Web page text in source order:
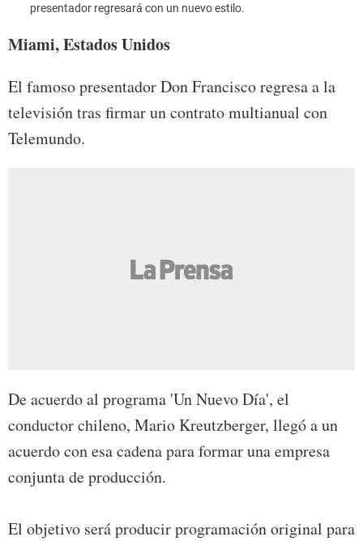
presentador regresará con un nuevo estilo.
Miami, Estados Unidos
El famoso presentador Don Francisco regresa a la
televisión tras firmar un contrato multianual con
Telemundo.
De acuerdo al programa 'Un Nuevo Día', el
conductor chileno, Mario Kreutzberger, llegó a un
acuerdo con esa cadena para formar una empresa
conjunta de producción.
El objetivo será producir programación original para